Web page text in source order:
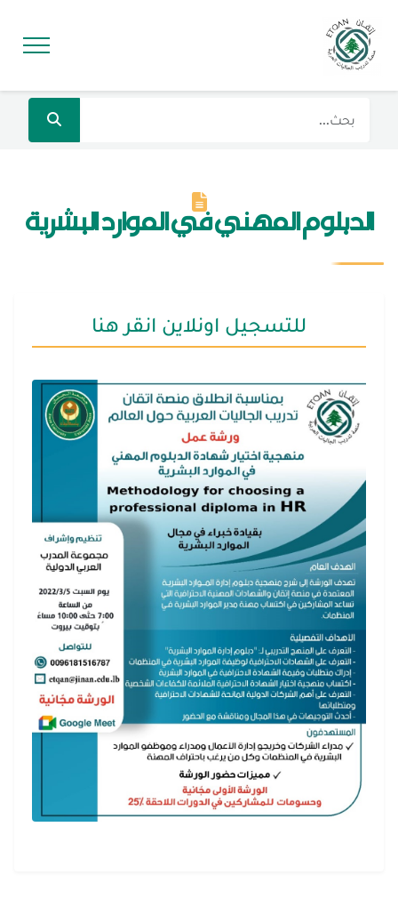
الدبلوم المهني في الموارد البشرية
للتسجيل اونلاين انقر هنا